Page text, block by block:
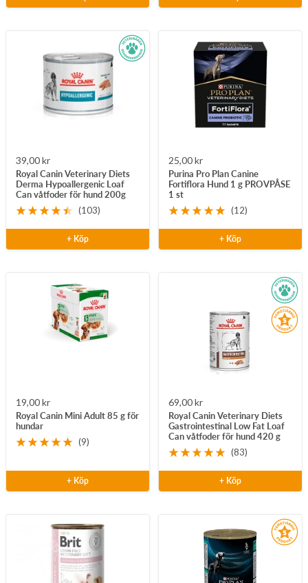
Rea-
pris
39,00 kr
Royal Canin Veterinary Diets
Derma Hypoallergenic Loaf
Can våtfoder för hund 200g
(103)
+ Köp
Rea-
pris
25,00 kr
Purina Pro Plan Canine
Fortiflora Hund 1 g PROVPÅSE
1 st
(12)
+ Köp
Rea-
pris
19,00 kr
Royal Canin Mini Adult 85 g för
hundar
(9)
+ Köp
Rea-
pris
69,00 kr
Royal Canin Veterinary Diets
Gastrointestinal Low Fat Loaf
Can våtfoder för hund 420 g
(83)
+ Köp